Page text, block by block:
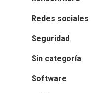
Redes sociales
Seguridad
Sin categoría
Software